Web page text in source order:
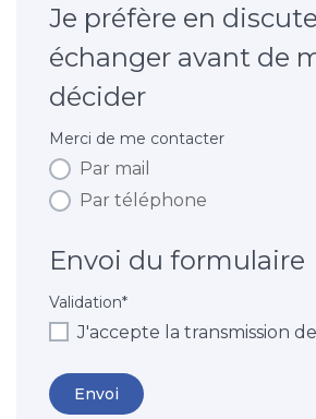
Je préfère en
échanger avant de
décider
Merci de me contacter
Par mail
Par téléphone
Envoi du formulaire
Validation*
J'accepte la transmission